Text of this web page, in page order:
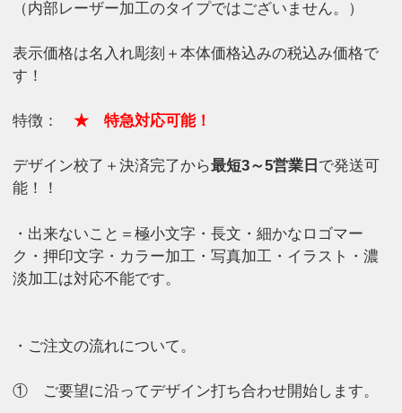
（内部レーザー加工のタイプではございません。）
表示価格は名入れ彫刻＋本体価格込みの税込み価格で
す！
特徴：★ 特急対応可能！
デザイン校了＋決済完了から最短3～5営業日 で発送可
能！！
・出来ないこと＝極小文字・長文・細かなロゴマー
ク・押印文字・カラー加工・写真加工・イラスト・濃
淡加工は対応不能です。
・ご注文の流れについて。
① ご要望に沿ってデザイン打ち合わせ開始します。